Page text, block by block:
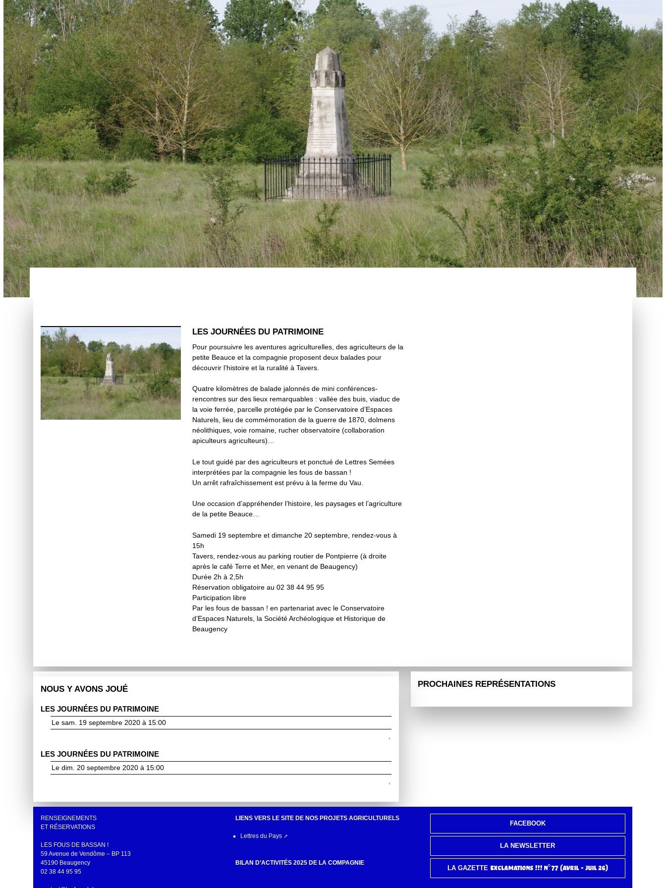
LES JOURNÉES DU PATRIMOINE
Pour poursuivre les aventures agriculturelles, des agriculteurs de la
petite Beauce et la compagnie proposent deux balades pour
découvrir l’histoire et la ruralité à Tavers.
Quatre kilomètres de balade jalonnés de mini conférences-
rencontres sur des lieux remarquables : vallée des buis, viaduc de
la voie ferrée, parcelle protégée par le Conservatoire d’Espaces
Naturels, lieu de commémoration de la guerre de 1870, dolmens
néolithiques, voie romaine, rucher observatoire (collaboration
apiculteurs agriculteurs)…
Le tout guidé par des agriculteurs et ponctué de Lettres Semées
interprétées par la compagnie les fous de bassan !
Un arrêt rafraîchissement est prévu à la ferme du Vau.
Une occasion d’appréhender l’histoire, les paysages et l’agriculture
de la petite Beauce…
Samedi 19 septembre et dimanche 20 septembre, rendez-vous à
15h
Tavers, rendez-vous au parking routier de Pontpierre (à droite
après le café Terre et Mer, en venant de Beaugency)
Durée 2h à 2,5h
Réservation obligatoire au 02 38 44 95 95
Participation libre
Par les fous de bassan ! en partenariat avec le Conservatoire
d’Espaces Naturels, la Société Archéologique et Historique de
Beaugency
PROCHAINES REPRÉSENTATIONS
NOUS Y AVONS JOUÉ
LES JOURNÉES DU PATRIMOINE
Le sam. 19 septembre 2020 à 15:00
,
LES JOURNÉES DU PATRIMOINE
Le dim. 20 septembre 2020 à 15:00
,
RENSEIGNEMENTS
ET RÉSERVATIONS
LES FOUS DE BASSAN !
59 Avenue de Vendôme – BP 113
45190 Beaugency
02 38 44 95 95
LIENS VERS LE SITE DE NOS PROJETS AGRICULTURELS
Lettres du Pays
BILAN D’ACTIVITÉS 2025 DE LA COMPAGNIE
FACEBOOK
LA NEWSLETTER
LA GAZETTE Exclamations !!! n°77 (avril - juil 26)